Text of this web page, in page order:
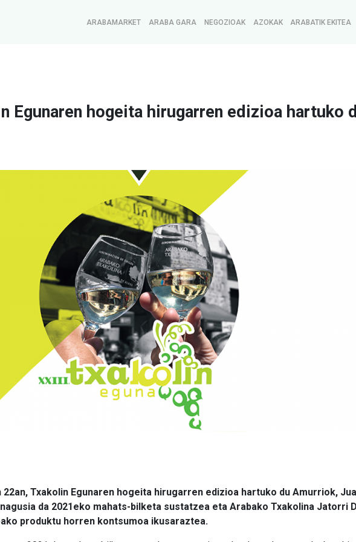
ARABAMARKET ARABA GARA NEGOZIOAK AZOKAK ARABATIK EKITEA
Egunaren hogeita hirugarren edizioa hartuko
Txakolin Egunaren hogeita hirugarren edizioa hartuko du Amurriok,
da 2021eko mahats-bilketa sustatzea eta Arabako Txakolina Jatorri
produktu horren kontsumoa ikusaraztea.